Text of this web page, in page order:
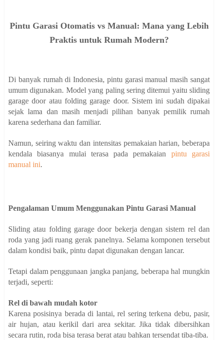
Pintu Garasi Otomatis vs Manual: Mana yang Lebih
Praktis untuk Rumah Modern?
Di banyak rumah di Indonesia, pintu garasi manual masih sangat
umum digunakan. Model yang paling sering ditemui yaitu sliding
garage door atau folding garage door. Sistem ini sudah dipakai
sejak lama dan masih menjadi pilihan banyak pemilik rumah
karena sederhana dan familiar.
Namun, seiring waktu dan intensitas pemakaian harian, beberapa
kendala biasanya mulai terasa pada pemakaian pintu garasi
manual ini.
Pengalaman Umum Menggunakan Pintu Garasi Manual
Sliding atau folding garage door bekerja dengan sistem rel dan
roda yang jadi ruang gerak panelnya. Selama komponen tersebut
dalam kondisi baik, pintu dapat digunakan dengan lancar.
Tetapi dalam penggunaan jangka panjang, beberapa hal mungkin
terjadi, seperti:
Rel di bawah mudah kotor
Karena posisinya berada di lantai, rel sering terkena debu, pasir,
air hujan, atau kerikil dari area sekitar. Jika tidak dibersihkan
secara rutin, roda bisa terasa berat atau bahkan tersendat tiba-tiba.